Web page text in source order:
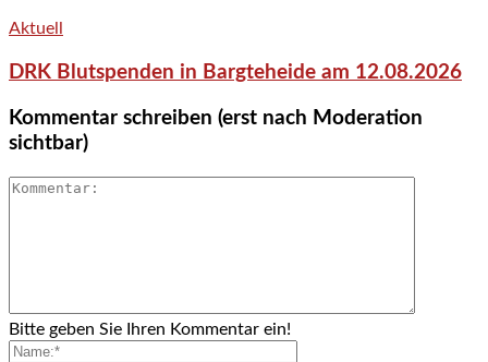
Aktuell
DRK Blutspenden in Bargteheide am 12.08.2026
Kommentar schreiben (erst nach Moderation
sichtbar)
Bitte geben Sie Ihren Kommentar ein!